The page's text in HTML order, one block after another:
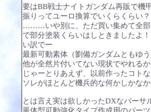
要はBB戦士ナイトガンダム再販で機
振りってユーロ換算でいくらくらい
………いや別に、ただ買い集めて全部
で部分塗装くらいはしときましたよ
い訳でー
最新可動素体（劉備ガンダムともゆ
他が全然片付いてない現状でやれる
じゃーとりあえず、以前作ったコ
ソレがほとんど機兵的な何かしかな
とは言え実は欲しかったDXなバーサ